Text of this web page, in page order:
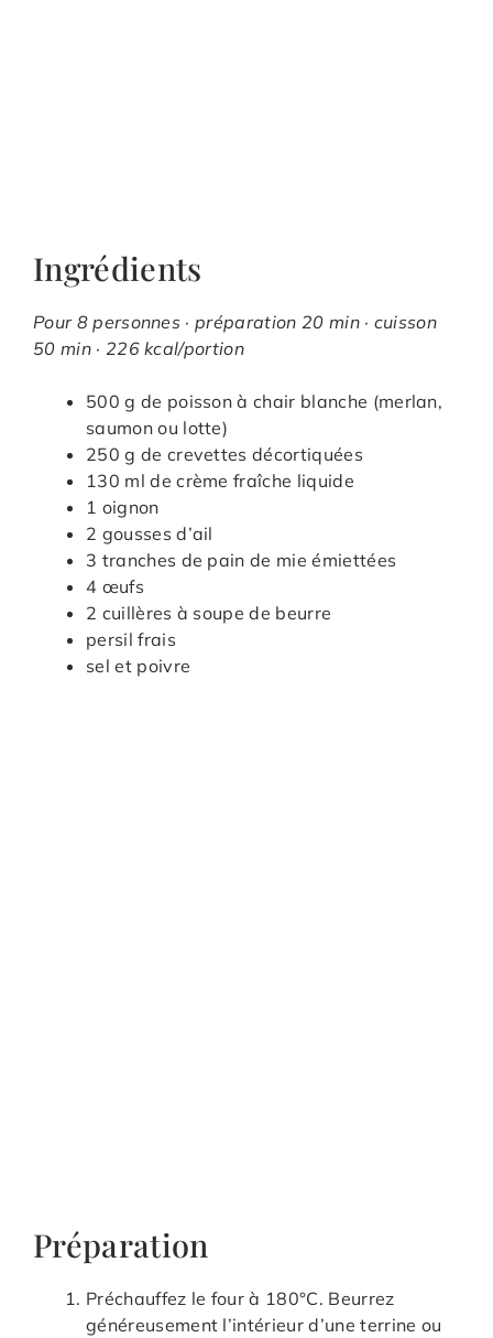
Ingrédients
Pour 8 personnes · préparation 20 min · cuisson
50 min · 226 kcal/portion
500 g de poisson à chair blanche (merlan,
saumon ou lotte)
250 g de crevettes décortiquées
130 ml de crème fraîche liquide
1 oignon
2 gousses d’ail
3 tranches de pain de mie émiettées
4 œufs
2 cuillères à soupe de beurre
persil frais
sel et poivre
Préparation
Préchauffez le four à 180°C. Beurrez
généreusement l’intérieur d’une terrine ou